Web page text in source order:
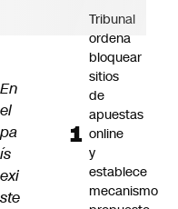
En
el
pa
ís
exi
ste
Tribunal
ordena
bloquear
sitios
de
apuestas
online
y
establece
mecanismo